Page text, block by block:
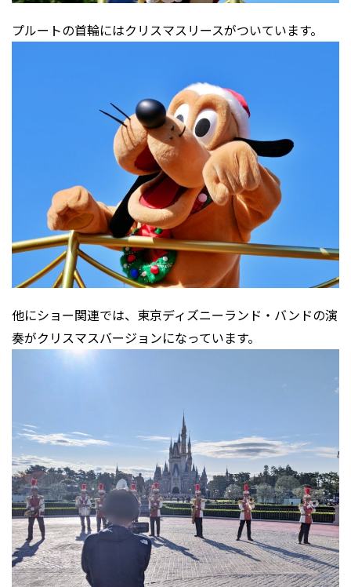
プルートの首輪にはクリスマスリースがついています。
他にショー関連では、東京ディズニーランド・バンドの演
奏がクリスマスバージョンになっています。